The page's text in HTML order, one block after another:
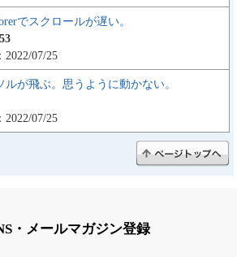
でスクロールが遅い。
07/25
ルが飛ぶ。思うように動かない。
07/25
・メールマガジン登録